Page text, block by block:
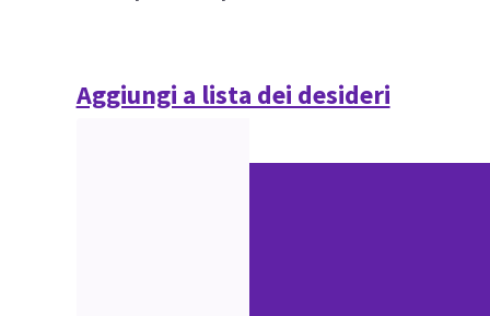
Aggiungi a lista dei desideri